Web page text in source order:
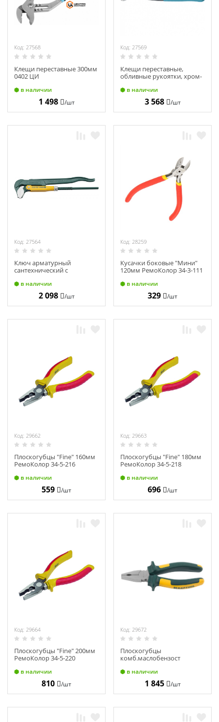
Код: 27568
Клещи переставные 300мм
0402 ЦИ
в наличии
1 498 /шт
Код: 27569
Клещи переставные,
обливные рукоятки, хром-
15715
в наличии
3 568 /шт
Код: 27564
Ключ арматурный
сантехнический с
KRAFTOOL 330 мм/1 27361-
в наличии
2 098 /шт
Код: 28259
Кусачки боковые "Мини"
120мм РемоКолор 34-3-111
в наличии
329 /шт
Код: 29662
Плоскогубцы "Fine" 160мм
РемоКолор 34-5-216
в наличии
559 /шт
Код: 29663
Плоскогубцы "Fine" 180мм
РемоКолор 34-5-218
в наличии
696 /шт
Код: 29664
Плоскогубцы "Fine" 200мм
РемоКолор 34-5-220
в наличии
810 /шт
Код: 29672
Плоскогубцы
комб.маслобензост
п/из.
160мм.KRAFTOOL"KRAFT-
MAX 22011-1-16
в наличии
1 845 /шт